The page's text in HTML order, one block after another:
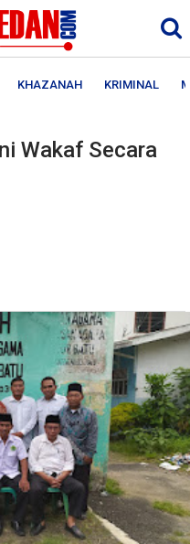
KHAZANAH KRIMINAL
Wakaf Secara